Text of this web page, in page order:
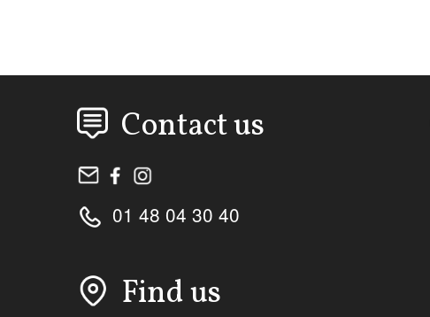
Contact us
01 48 04 30 40
Find us